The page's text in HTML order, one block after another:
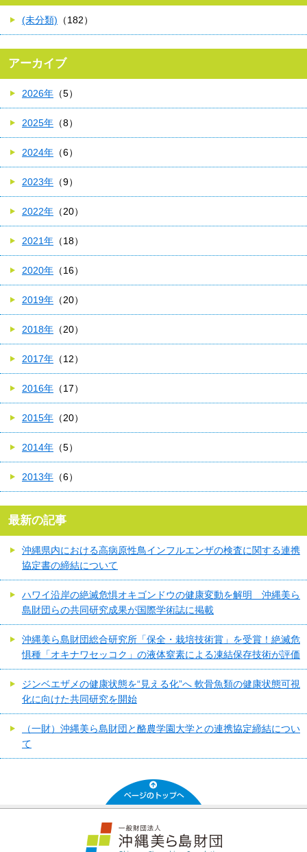
(未分類) （182）
アーカイブ
2026年 （5）
2025年 （8）
2024年 （6）
2023年 （9）
2022年 （20）
2021年 （18）
2020年 （16）
2019年 （20）
2018年 （20）
2017年 （12）
2016年 （17）
2015年 （20）
2014年 （5）
2013年 （6）
最新の記事
沖縄県内における高病原性鳥インフルエンザの検査に関する連携
協定書の締結について
ハワイ沿岸の絶滅危惧オキゴンドウの健康変動を解明 沖縄美ら
島財団らの共同研究成果が国際学術誌に掲載
沖縄美ら島財団総合研究所「保全・栽培技術賞」を受賞！絶滅危
惧種「オキナワセッコク」の液体窒素による凍結保存技術が評価
ジンベエザメの健康状態を“見える化”へ 軟骨魚類の健康状態可視
化に向けた共同研究を開始
（一財）沖縄美ら島財団と酪農学園大学との連携協定締結につい
て